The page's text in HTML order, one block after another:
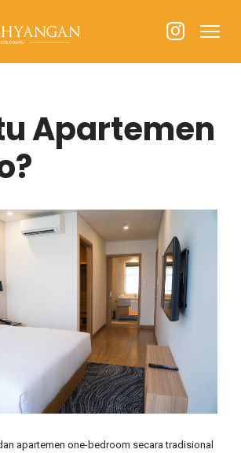
Apartemen
apartemen one-bedroom secara tradisional